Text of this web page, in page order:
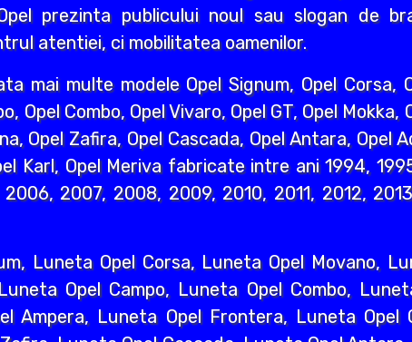
prezinta publicului noul sau slogan de
atentiei, ci mobilitatea oamenilor.
mai multe modele Opel Signum, Opel Corsa,
Opel Combo, Opel Vivaro, Opel GT, Opel
Opel Zafira, Opel Cascada, Opel Antara, Opel
Karl, Opel Meriva fabricate intre ani 1994,
2007, 2008, 2009, 2010, 2011, 2012,
Luneta Opel Corsa, Luneta Opel Movano,
Opel Campo, Luneta Opel Combo,
Ampera, Luneta Opel Frontera, Luneta Opel